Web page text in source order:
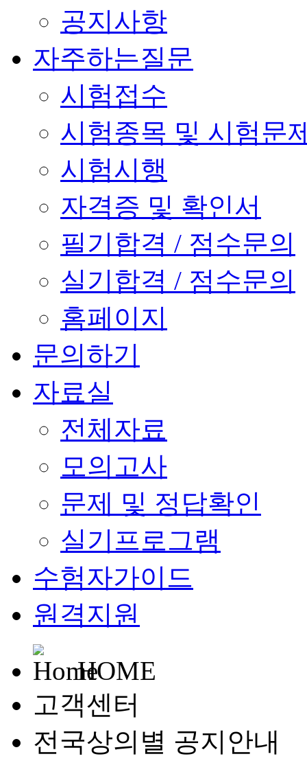
공지사항
자주하는질문
시험접수
시험종목 및 시험문
시험시행
자격증 및 확인서
필기합격 / 점수문의
실기합격 / 점수문의
홈페이지
문의하기
자료실
전체자료
모의고사
문제 및 정답확인
실기프로그램
수험자가이드
원격지원
HOME
고객센터
전국상의별 공지안내